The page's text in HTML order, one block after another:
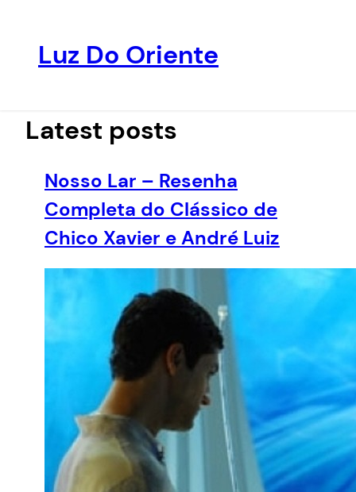
conteúdo
Luz Do Oriente
Latest posts
Nosso Lar – Resenha
Completa do Clássico de
Chico Xavier e André Luiz